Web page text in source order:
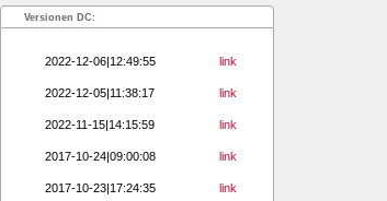
Versionen DC:
2022-12-06|12:49:55 link
2022-12-05|11:38:17 link
2022-11-15|14:15:59 link
2017-10-24|09:00:08 link
2017-10-23|17:24:35 link